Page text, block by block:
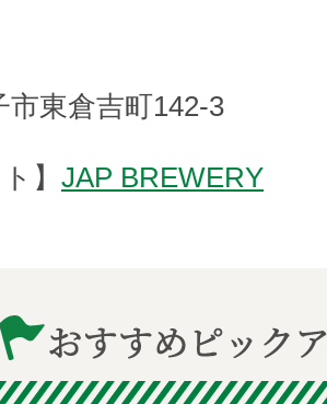
市東倉吉町142-3
】 JAP BREWERY